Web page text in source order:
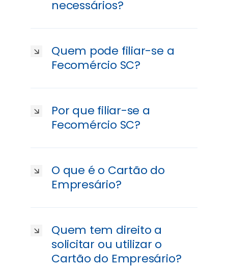
necessários?
Quem pode filiar-se a
Fecomércio SC?
Por que filiar-se a
Fecomércio SC?
O que é o Cartão do
Empresário?
Quem tem direito a
solicitar ou utilizar o
Cartão do Empresário?